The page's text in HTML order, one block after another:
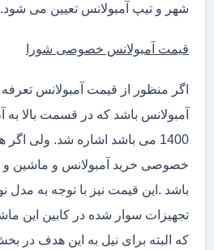
شهر و تیپ آمبولانس تعیین می شود.
قیمت آمبولانس خصوصی شورا
اگر منظور از قیمت آمبولانس
آمبولانس باشد که در قسمت بالا
1400 می باشد اشاره شد. ولی
خصوصی خرید آمبولانس و ماشین و
باشد .این قیمت نیز با توجه به مدل
تجهیزات سوار شده در کابین این
که البته برای نیل به این هدف